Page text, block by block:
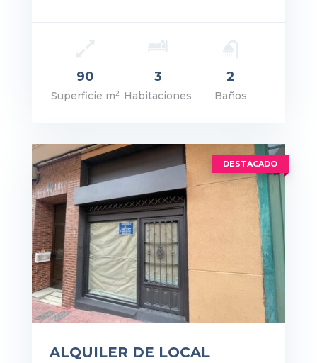
598€
VER DETALLES
90
Superficie m2
3
Habitaciones
2
Baños
DESTACADO
ALQUILER DE LOCAL